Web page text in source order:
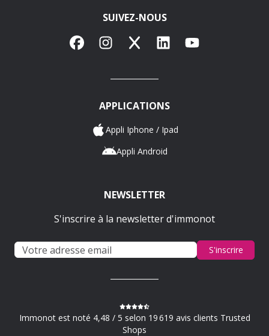
SUIVEZ-NOUS
FacebookInstagram
X LinkedInYouTube
APPLICATIONS
Appli Iphone / Ipad
Appli Android
NEWSLETTER
S'inscrire à la newsletter d'immonot
S'inscrire
Immonot est noté 4,48 / 5 selon 19 619 avis clients Trusted
Shops